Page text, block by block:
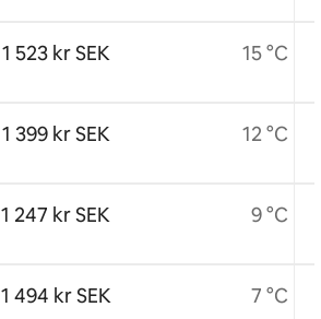
1 523 kr SEK
1 399 kr SEK
1 247 kr SEK
1 494 kr SEK
15 °C
12 °C
9 °C
7 °C